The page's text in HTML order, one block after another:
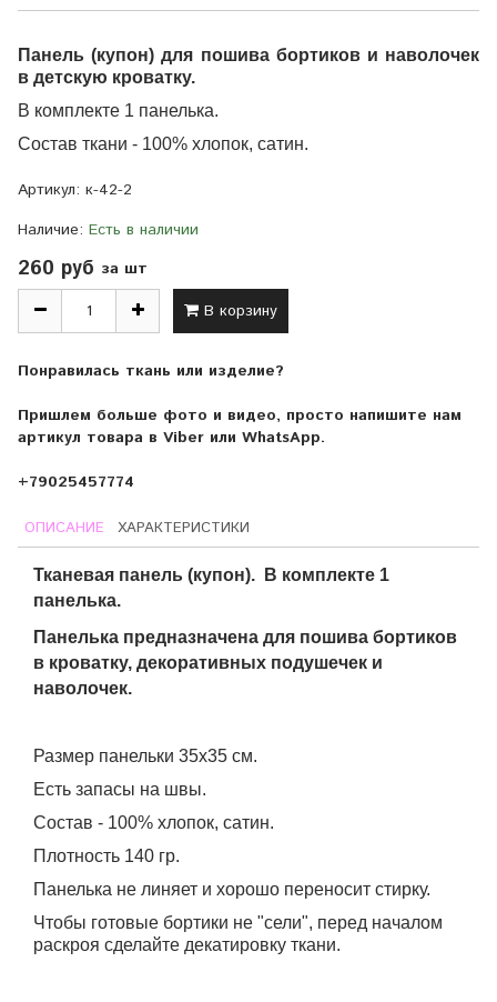
Панель (купон) для пошива бортиков и наволочек
в детскую кроватку.
В комплекте 1 панелька.
Состав ткани - 100% хлопок, сатин.
Артикул: к-42-2
Наличие: Есть в наличии
260 руб за шт
В корзину
Понравилась ткань или изделие?
Пришлем больше фото и видео, просто напишите нам
артикул товара в Viber или WhatsApp.
+79025457774
ОПИСАНИЕ ХАРАКТЕРИСТИКИ
Тканевая панель (купон).
В комплекте 1
панелька.
Панелька предназначена для пошива бортиков
в кроватку, декоративных подушечек и
наволочек.
Размер панельки 35х35 см.
Есть запасы на швы.
Состав - 100% хлопок, сатин.
Плотность 140 гр.
Панелька не линяет и хорошо переносит стирку.
Чтобы готовые бортики не "сели", перед началом
раскроя сделайте декатировку ткани.